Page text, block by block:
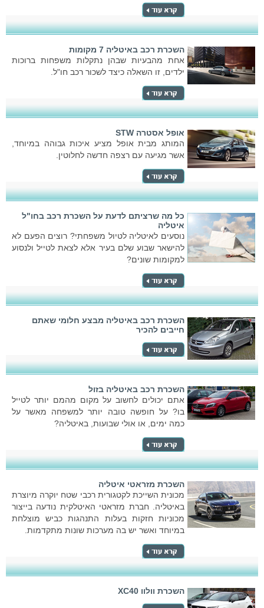
השכרת רכב באיטליה 7 מקומות
אחת מהבעיות שבהן נתקלות משפחות ברוכות
ילדים, זו השאלה כיצד לשכור רכב חו"ל.
אופל אסטרה STW
המותג מבית אופל מציע איכות גבוהה במיוחד,
אשר מגיעה עם רצפה חדשה לחלוטין.
כל מה שרציתם לדעת על השכרת רכב בחו"ל
איטליה
נוסעים לאיטליה לטיול משפחתי? רוצים הפעם לא
להישאר שבוע שלם בעיר אלא לצאת לטייל ולנסוע
למקומות שונים?
השכרת רכב באיטליה מבצע חלומי שאתם
חייבים להכיר
השכרת רכב באיטליה בזול
אתם יכולים לחשוב על מקום מהמם יותר לטייל
בו? על חופשה טובה יותר למשפחה מאשר על
כמה ימים, או אולי שבועות, באיטליה?
השכרת מזראטי איטליה
מכונית השייכת לקטגורית רכבי שטח יוקרה מיוצרת
באיטליה. חברת מזראטי האיטלקית נודעה בייצור
מכוניות חזקות בעלות התנהגות כביש מוצלחת
במיוחד ואשר יש בה מערכות שונות מתקדמות.
השכרת וולוו XC40